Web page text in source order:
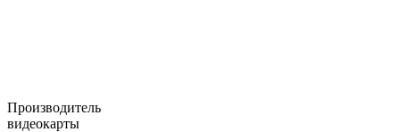
Производитель
видеокарты